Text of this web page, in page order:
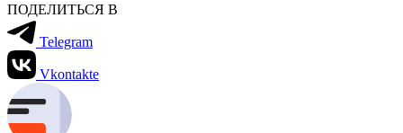
ПОДЕЛИТЬСЯ В
Telegram
Vkontakte